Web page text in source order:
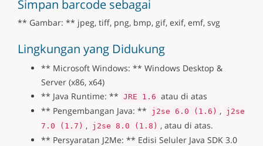
Simpan barcode sebagai
** Gambar: ** jpeg, tiff, png, bmp, gif, exif, emf, svg
Lingkungan yang Didukung
** Microsoft Windows: ** Windows Desktop &
Server (x86, x64)
** Java Runtime: ** JRE 1.6 atau di atas
** Pengembangan Java: **
j2se 6.0 (1.6) , j2se
7.0 (1.7) , j2se 8.0 (1.8) , atau di atas.
** Persyaratan J2Me: ** Edisi Seluler Java SDK 3.0